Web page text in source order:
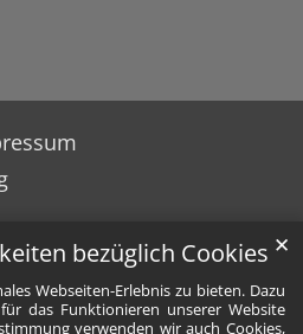
bezüglich Cookies
Webseiten-Erlebnis zu bieten. Dazu
das Funktionieren unserer Website
verwenden wir auch Cookies,
✕